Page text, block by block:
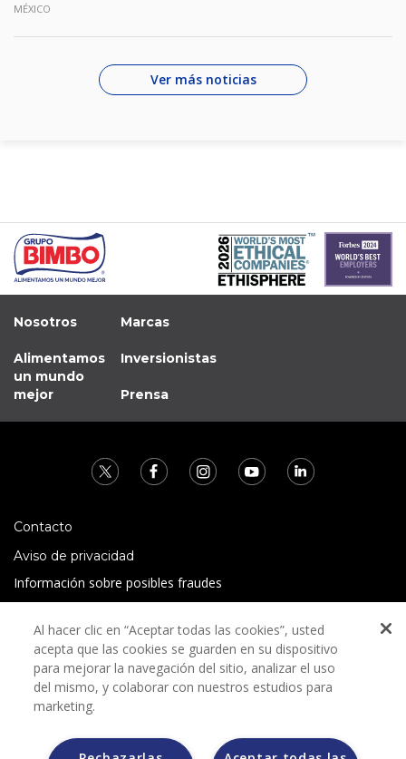
MÉXICO
Ver más noticias
Nosotros
Alimentamos
un mundo
mejor
Marcas
Inversionistas
Prensa
Contacto
Aviso de privacidad
Información sobre posibles fraudes
Términos y condiciones
Al hacer clic en “Aceptar todas las cookies”, usted
acepta que las cookies se guarden en su dispositivo
para mejorar la navegación del sitio, analizar el uso
del mismo, y colaborar con nuestros estudios para
marketing.